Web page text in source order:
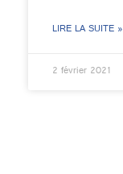
LIRE LA SUITE »
2 février 2021